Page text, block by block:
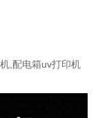
,配电箱uv打印机